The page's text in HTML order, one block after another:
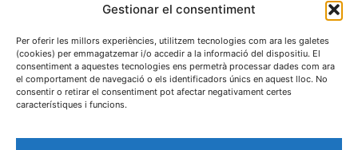
Gestionar el consentiment
Per oferir les millors experiències, utilitzem tecnologies com ara les galetes
(cookies) per emmagatzemar i/o accedir a la informació del dispositiu. El
consentiment a aquestes tecnologies ens permetrà processar dades com ara
el comportament de navegació o els identificadors únics en aquest lloc. No
consentir o retirar el consentiment pot afectar negativament certes
característiques i funcions.
C. Sant Josep, 1
25243 El Palau d'Anglesola (Pla d'Urgell)